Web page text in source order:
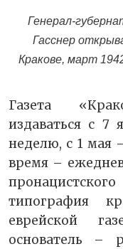
Генерал-
Гасснер
Кракове, март
Газета
издаваться с 7
неделю, с 1 мая
время –
типография
еврейской
основатель –